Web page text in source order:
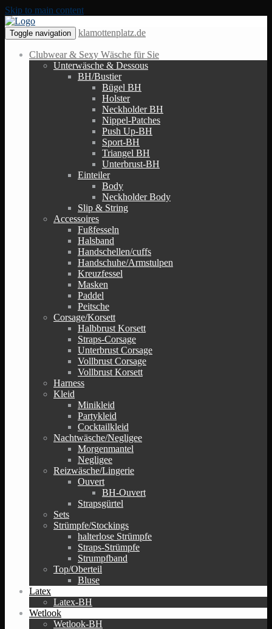
Skip to main content
Toggle navigation klamottenplatz.de
Clubwear & Sexy Wäsche für Sie
Unterwäsche & Dessous
BH/Bustier
Bügel BH
Holster
Neckholder BH
Nippel-Patches
Push Up-BH
Sport-BH
Triangel BH
Unterbrust-BH
Einteiler
Body
Neckholder Body
Slip & String
Accessoires
Fußfesseln
Halsband
Handschellen/cuffs
Handschuhe/Armstulpen
Kreuzfessel
Masken
Paddel
Peitsche
Corsage/Korsett
Halbbrust Korsett
Straps-Corsage
Unterbrust Corsage
Vollbrust Corsage
Vollbrust Korsett
Harness
Kleid
Minikleid
Partykleid
Cocktailkleid
Nachtwäsche/Negligee
Morgenmantel
Negligee
Reizwäsche/Lingerie
Ouvert
BH-Ouvert
Strapsgürtel
Sets
Strümpfe/Stockings
halterlose Strümpfe
Straps-Strümpfe
Strumpfband
Top/Oberteil
Bluse
Latex
Latex-BH
Wetlook
Wetlook-BH